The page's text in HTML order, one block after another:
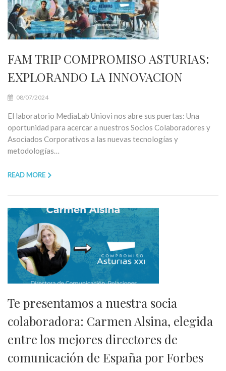
FAM TRIP COMPROMISO ASTURIAS:
EXPLORANDO LA INNOVACION
08/07/2024
El laboratorio MediaLab Uniovi nos abre sus puertas: Una
oportunidad para acercar a nuestros Socios Colaboradores y
Asociados Corporativos a las nuevas tecnologías y
metodologías…
READ MORE
Te presentamos a nuestra socia
colaboradora: Carmen Alsina, elegida
entre los mejores directores de
comunicación de España por Forbes